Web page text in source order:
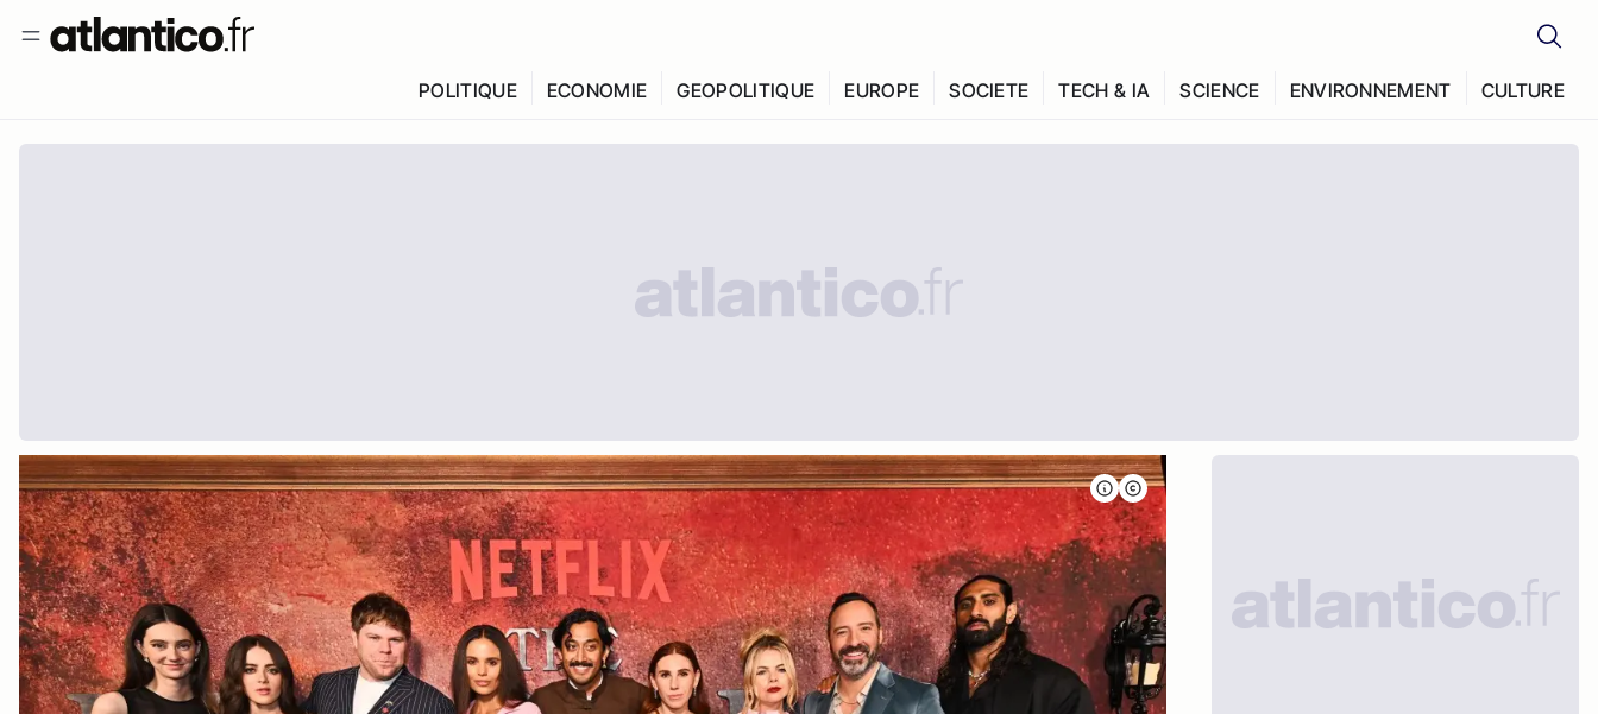
POLITIQUE ECONOMIE GEOPOLITIQUE EUROPE SOCIETE TECH & IA SCIENCE ENVIRONNEMENT CULTURE